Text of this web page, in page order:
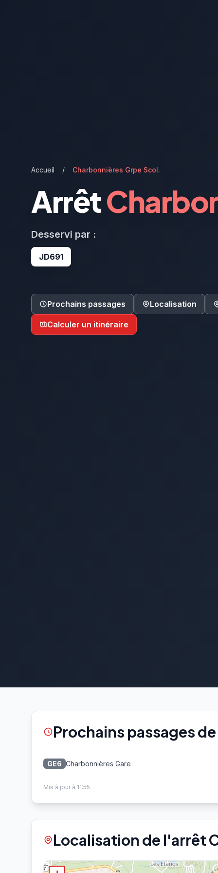
Accueil / Charbonnières Grpe Scol.
Arrêt
Desservi par :
JD691
Prochains passages Localisation
Calculer un itinéraire
Prochains passages
GE6 Charbonnières Gare
Mis à jour à 11:55
Localisation de l'arrêt